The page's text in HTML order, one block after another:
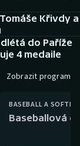
Křivdy a
do Paříže
4 medaile
Zobrazit program
BASEBALL A
Baseballová